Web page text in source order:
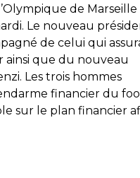
de Marseille
Le nouveau
de celui qui
ainsi que du nouveau
Les trois hommes
financier du
sur le plan financier